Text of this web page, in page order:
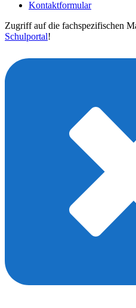
Kontaktformular
Zugriff auf die fachspezifischen
Schulportal!